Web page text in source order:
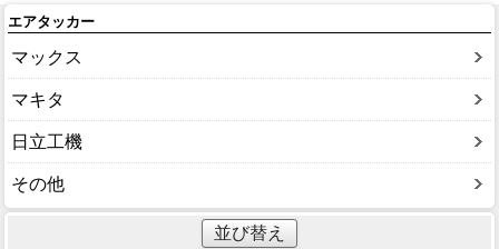
エアタッカー
マックス
マキタ
日立工機
その他
並び替え